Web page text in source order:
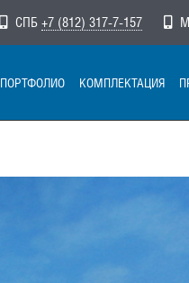
СПБ +7 (812) 317-7-157
ПОРТФОЛИО КОМПЛЕКТАЦИЯ